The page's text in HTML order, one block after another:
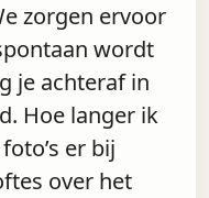
zorgen ervoor
wordt
je achteraf in
Hoe langer ik
er bij
over het